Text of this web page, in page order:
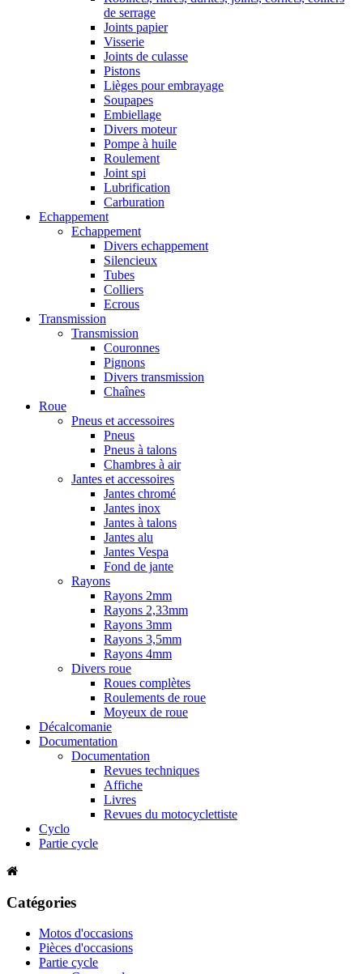
de serrage
Joints papier
Visserie
Joints de culasse
Pistons
Lièges pour embrayage
Soupapes
Embiellage
Divers moteur
Pompe à huile
Roulement
Joint spi
Lubrification
Carburation
Echappement
Echappement
Divers echappement
Silencieux
Tubes
Colliers
Ecrous
Transmission
Transmission
Couronnes
Pignons
Divers transmission
Chaînes
Roue
Pneus et accessoires
Pneus
Pneus à talons
Chambres à air
Jantes et accessoires
Jantes chromé
Jantes inox
Jantes à talons
Jantes alu
Jantes Vespa
Fond de jante
Rayons
Rayons 2mm
Rayons 2,33mm
Rayons 3mm
Rayons 3,5mm
Rayons 4mm
Divers roue
Roues complètes
Roulements de roue
Moyeux de roue
Décalcomanie
Documentation
Documentation
Revues techniques
Affiche
Livres
Revues du motocyclettiste
Cyclo
Partie cycle
Catégories
Motos d'occasions
Pièces d'occasions
Partie cycle